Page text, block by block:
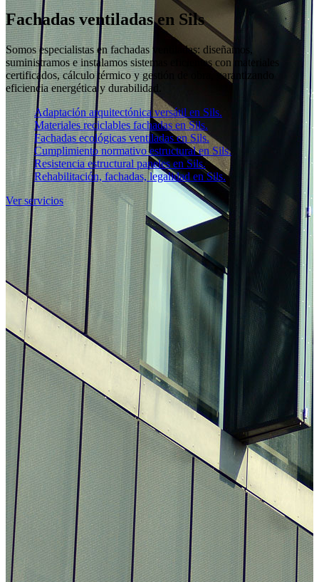
Fachadas ventiladas en Sils
Somos especialistas en fachadas ventiladas: diseñamos,
suministramos e instalamos sistemas eficientes con materiales
certificados, cálculo térmico y gestión de obra, garantizando
eficiencia energética y durabilidad.
Adaptación arquitectónica versátil en Sils.
Materiales reciclables fachadas en Sils.
Fachadas ecológicas ventiladas en Sils.
Cumplimiento normativo estructural en Sils.
Resistencia estructural paneles en Sils.
Rehabilitación, fachadas, legalidad en Sils.
Ver servicios